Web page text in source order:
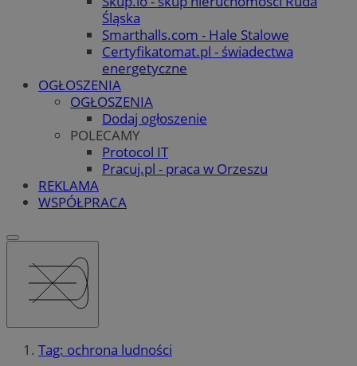
Śląska
Smarthalls.com - Hale Stalowe
Certyfikatomat.pl - świadectwa
energetyczne
OGŁOSZENIA
OGŁOSZENIA
Dodaj ogłoszenie
POLECAMY
Protocol IT
Pracuj.pl - praca w Orzeszu
REKLAMA
WSPÓŁPRACA
Tag: ochrona ludności